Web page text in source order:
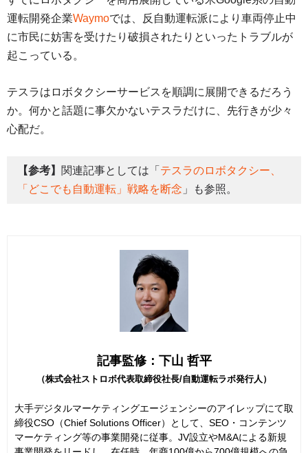
運転開発企業Waymoでは、反自動運転派により車両停止中
に市民に妨害を受けたり破損されたりといったトラブルが
起こっている。
テスラはロボタクシーサービスを順調に展開できるだろう
か。何かと話題に事欠かないテスラだけに、先行きが少々
心配だ。
【参考】 関連記事としては「 テスラのロボタクシー、
「どこでも自動運転」戦略を断念 」も参照。
記事監修：下山 哲平
（株式会社ストロボ代表取締役社長/自動運転ラボ発行人）
大手デジタルマーケティングエージェンシーのアイレップにて取
締役CSO（Chief Solutions Officer）として、SEO・コンテンツ
マーケティング等の事業開発に従事。JV設立やM&Aによる新規